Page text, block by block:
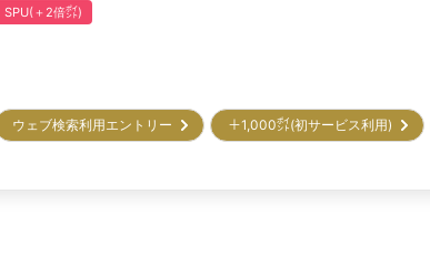
SPU(＋2倍㌽)
ウェブ検索利用エントリー ＋1,000㌽(初サービス利用)